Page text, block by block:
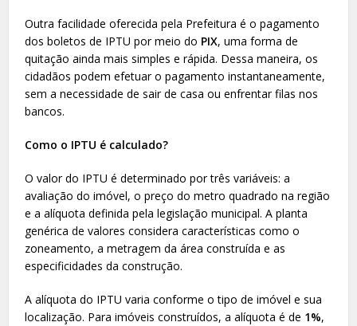
Outra facilidade oferecida pela Prefeitura é o pagamento
dos boletos de IPTU por meio do PIX, uma forma de
quitação ainda mais simples e rápida. Dessa maneira, os
cidadãos podem efetuar o pagamento instantaneamente,
sem a necessidade de sair de casa ou enfrentar filas nos
bancos.
Como o IPTU é calculado?
O valor do IPTU é determinado por três variáveis: a
avaliação do imóvel, o preço do metro quadrado na região
e a alíquota definida pela legislação municipal. A planta
genérica de valores considera características como o
zoneamento, a metragem da área construída e as
especificidades da construção.
A alíquota do IPTU varia conforme o tipo de imóvel e sua
localização. Para imóveis construídos, a alíquota é de 1%,